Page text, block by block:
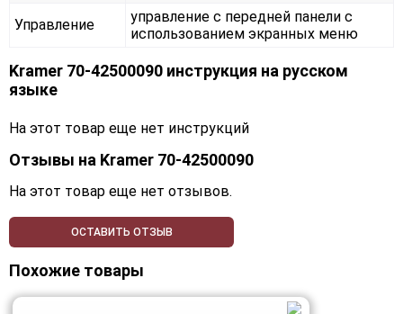
Управление
управление с передней панели с
использованием экранных меню
Kramer 70-42500090 инструкция на русском
языке
На этот товар еще нет инструкций
Отзывы на Kramer 70-42500090
На этот товар еще нет отзывов.
ОСТАВИТЬ ОТЗЫВ
Похожие товары